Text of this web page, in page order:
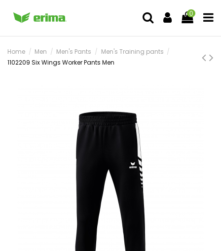
0
Home Men Men's Pants
Men's Training pants
1102209 Six Wings Worker Pants Men